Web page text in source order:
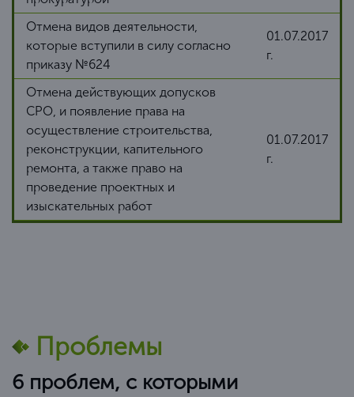
Отмена видов деятельности,
которые вступили в силу согласно
приказу №624
01.07.2017
г.
Отмена действующих допусков
СРО, и появление права на
осуществление строительства,
реконструкции, капительного
ремонта, а также право на
проведение проектных и
изыскательных работ
01.07.2017
г.
Проблемы
6 проблем, с которыми